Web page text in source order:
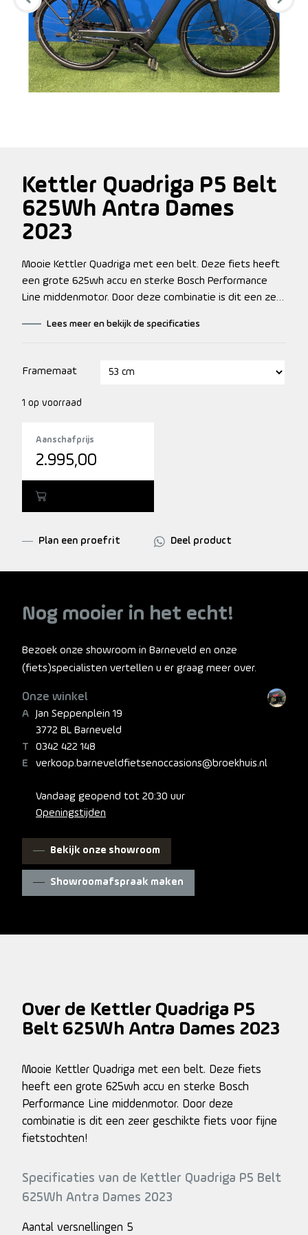
Kettler Quadriga P5 Belt
625Wh Antra Dames
2023
Mooie Kettler Quadriga met een belt. Deze fiets heeft
een grote 625wh accu en sterke Bosch Performance
Line middenmotor. Door deze combinatie is dit een zeer
Lees meer en bekijk de specificaties
Framemaat
1 op voorraad
Aanschafprijs
2.995,00
Plan een proefrit Deel product
Nog mooier in het echt!
Bezoek onze showroom in Barneveld en onze
(fiets)specialisten vertellen u er graag meer over.
Onze winkel
Jan Seppenplein 19
3772 BL Barneveld
0342 422 148
verkoop.barneveldfietsenoccasions@broekhuis.nl
Vandaag geopend tot 20:30 uur
Openingstijden
Bekijk onze showroom
Showroomafspraak maken
Over de Kettler Quadriga P5
Belt 625Wh Antra Dames 2023
Mooie Kettler Quadriga met een belt. Deze fiets
heeft een grote 625wh accu en sterke Bosch
Performance Line middenmotor. Door deze
combinatie is dit een zeer geschikte fiets voor fijne
fietstochten!
Specificaties van de Kettler Quadriga P5 Belt
625Wh Antra Dames 2023
Aantal versnellingen 5